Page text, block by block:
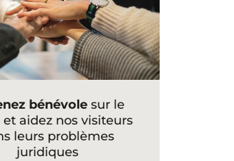
bénévole sur le
aidez nos visiteurs
leurs problèmes
juridiques